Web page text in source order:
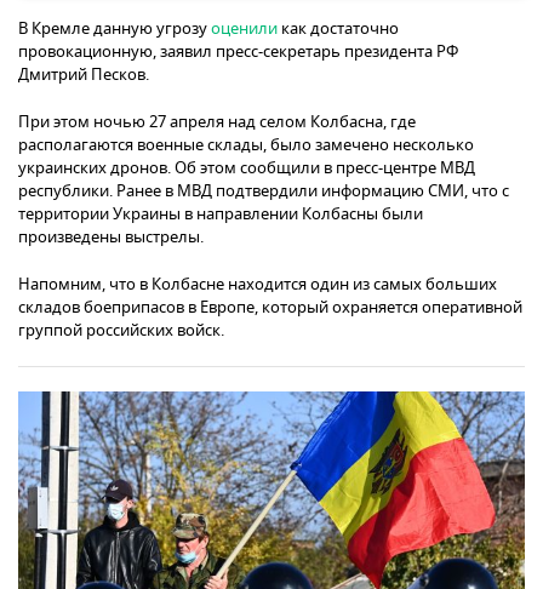
В Кремле данную угрозуоценили как достаточно
провокационную, заявил пресс-секретарь президента РФ
Дмитрий Песков.
При этом ночью 27 апреля над селом Колбасна, где
располагаются военные склады, было замечено несколько
украинских дронов. Об этом сообщили в пресс-центре МВД
республики. Ранее в МВД подтвердили информацию СМИ, что с
территории Украины в направлении Колбасны были
произведены выстрелы.
Напомним, что в Колбасне находится один из самых больших
складов боеприпасов в Европе, который охраняется оперативной
группой российских войск.